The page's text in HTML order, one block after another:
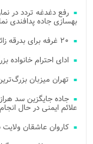
رفع دغدغه تردد در
بهسازی جاده پدافندی
۲۰ غرفه برای بدرقه زائران آقای شهید ایران در مسیر طریق الرضا برپا شد
ادای احترام خانواده
تهران میزبان
جاده جایگزین سد
علائم ایمنی در حال
کاروان عاشقان ولایت با ۲ دستگاه اتوبوس از بلده راهی